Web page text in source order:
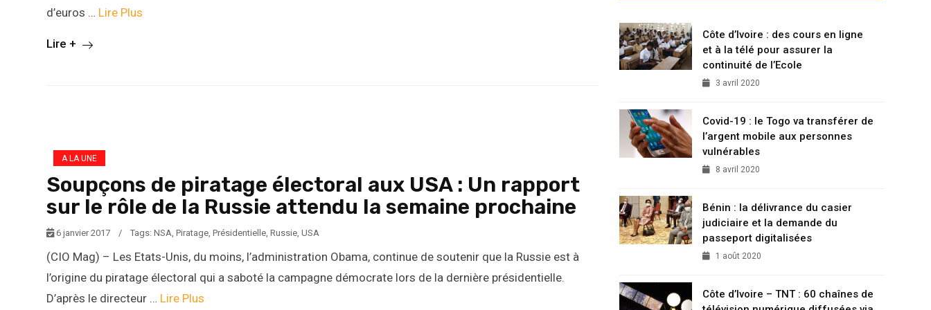
d’euros … Lire Plus
Lire +
A LA UNE
Soupçons de piratage électoral aux USA : Un rapport
sur le rôle de la Russie attendu la semaine prochaine
6 janvier 2017 / Tags: NSA, Piratage, Présidentielle, Russie, USA
(CIO Mag) – Les Etats-Unis, du moins, l’administration Obama, continue de soutenir que la Russie est à
l’origine du piratage électoral qui a saboté la campagne démocrate lors de la dernière présidentielle.
D’après le directeur … Lire Plus
Côte d’Ivoire : des cours en ligne
et à la télé pour assurer la
continuité de l’Ecole
3 avril 2020
Covid-19 : le Togo va transférer de
l’argent mobile aux personnes
vulnérables
8 avril 2020
Bénin : la délivrance du casier
judiciaire et la demande du
passeport digitalisées
1 août 2020
Côte d’Ivoire – TNT : 60 chaînes de